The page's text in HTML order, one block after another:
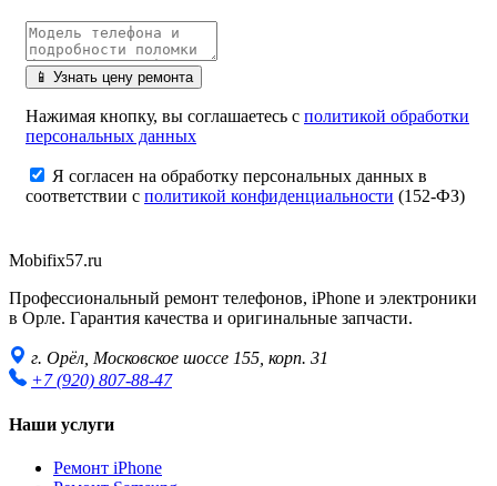
📱 Узнать цену ремонта
Нажимая кнопку, вы соглашаетесь с политикой обработки
персональных данных
Я согласен на обработку персональных данных в
соответствии с политикой конфиденциальности (152-ФЗ)
Mobifix57.ru
Профессиональный ремонт телефонов, iPhone и электроники
в Орле. Гарантия качества и оригинальные запчасти.
г. Орёл, Московское шоссе 155, корп. 31
+7 (920) 807-88-47
Наши услуги
Ремонт iPhone